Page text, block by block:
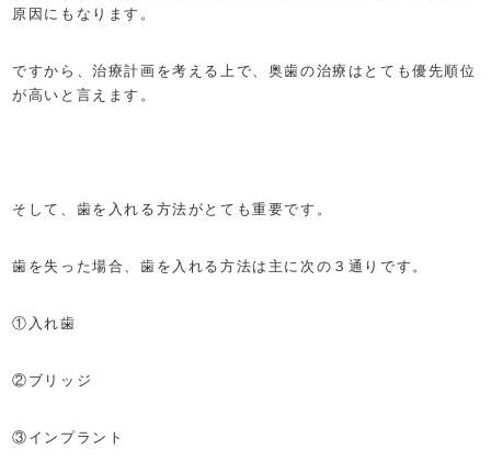
原因にもなります。
ですから、治療計画を考える上で、奥歯の治療はとても優先順位
が高いと言えます。
そして、歯を入れる方法がとても重要です。
歯を失った場合、歯を入れる方法は主に次の３通りです。
①入れ歯
②ブリッジ
③インプラント